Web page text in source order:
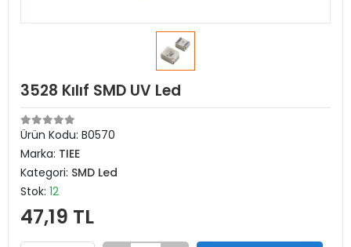
3528 Kılıf SMD UV Led
Ürün Kodu: B0570
Marka: TIEE
Kategori: SMD Led
Stok: 12
47,19 TL